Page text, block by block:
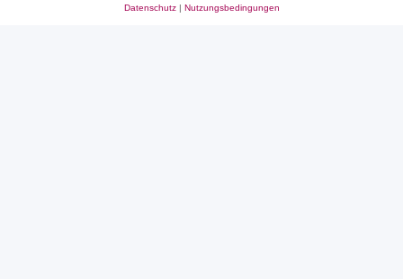
Datenschutz| Nutzungsbedingungen